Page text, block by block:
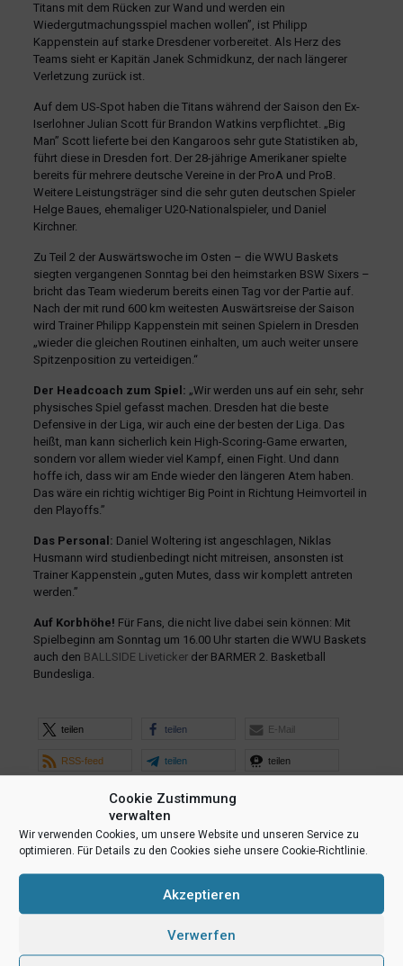
Cookie Zustimmung
verwalten
Wir verwenden Cookies, um unsere Website und unseren Service zu
optimieren. Für Details zu den Cookies siehe unsere Cookie-Richtlinie.
Akzeptieren
Verwerfen
Titans mit dem Rücken zur Wand und werden ein
Wiedergutmachungsspiel machen wollen”, ist Philipp
Kappenstein auf starke Dresdener vorbereitet. Als Herz des
Teams sieht er Kapitän Janek Schmidkunz, der nach längerer
Verletzung zurück ist.
Auf dem US-Spot haben die Titans während der Saison den Ex-
Iserlohner Julian Scott für Brandon Watkins verpflichtet. „Big
Man” Scott lieferte bei den Kangaroos sehr gute Statistiken ab,
führt diese in Dresden fort. Der 28-jährige Amerikaner spielte
bereits für mehrere deutsche Vereine in der ProA und ProB.
Weitere Leistungsträger sind die sehr guten deutschen Spieler
Helge Baues, ehemaliger U20-Nationalspieler, und Daniel
Kirchner.
Zu Teil 2 der Auswärtswoche im Osten – die WWU Baskets
siegten vergangenen Sonntag bei den heimstarken BSW Sixers –
bricht das Team wiederum bereits einen Tag vor der Partie auf.
Nach der mit rund 600 km weitesten Auswärtsreise der Saison
wird Trainer Philipp Kappenstein mit seinen Spielern in Dresden
„wieder die gleichen Routinen einhalten, um auch weiter unsere
Spitzenposition zu verteidigen.“
Der Headcoach zum Spiel: „Wir werden uns auf ein sehr, sehr
physisches Spiel gefasst machen. Dresden hat die beste
Defensive in der Liga, wir auch eine der besten der Liga. Das
heißt, man kann sicherlich kein High-Scoring-Game erwarten,
sondern vor allem wieder viel Kampf, einen Fight. Und dann
hoffe ich, dass wir am Ende wieder den längeren Atem haben.
Das wäre ein richtig wichtiger Big Point in Richtung Heimvorteil in
den Playoffs.”
Das Personal: Daniel Woltering ist angeschlagen, Niklas
Husmann wird studienbedingt nicht mitreisen, ansonsten ist
Trainer Kappenstein „guten Mutes, dass wir komplett antreten
werden.”
Auf Korbhöhe! Für Fans, die nicht live dabei sein können: Mit
Spielbeginn am Sonntag um 16.00 Uhr starten die WWU Baskets
auch den BALLSIDE Livetickerder BARMER 2. Basketball
Bundesliga.
teilen teilen E-Mail
RSS-feed teilen teilen
Ähnliche Beiträge